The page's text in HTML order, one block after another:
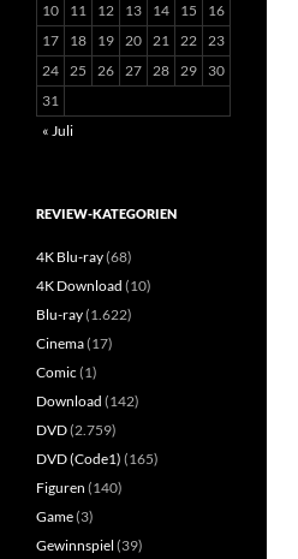
10
11 12 13 14 15
16
17
18 19 20 21 22 23
24 25 26 27 28 29
30
31
« Juli
REVIEW-KATEGORIEN
4K Blu-ray(68)
4K Download (10)
Blu-ray(1.622)
Cinema(17)
Comic (1)
Download (142)
DVD(2.759)
DVD (Code1) (165)
Figuren (140)
Game(3)
Gewinnspiel (39)